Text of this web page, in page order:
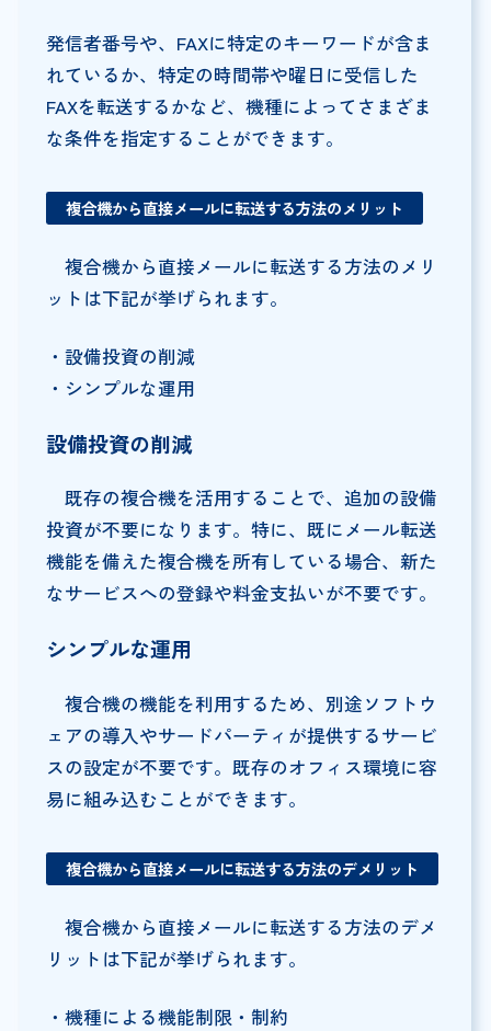
発信者番号や、FAXに特定のキーワードが含ま
れているか、特定の時間帯や曜日に受信した
FAXを転送するかなど、機種によってさまざま
な条件を指定することができます。
複合機から直接メールに転送する方法のメリット
複合機から直接メールに転送する方法のメリ
ットは下記が挙げられます。
・設備投資の削減
・シンプルな運用
設備投資の削減
既存の複合機を活用することで、追加の設備
投資が不要になります。特に、既にメール転送
機能を備えた複合機を所有している場合、新た
なサービスへの登録や料金支払いが不要です。
シンプルな運用
複合機の機能を利用するため、別途ソフトウ
ェアの導入やサードパーティが提供するサービ
スの設定が不要です。既存のオフィス環境に容
易に組み込むことができます。
複合機から直接メールに転送する方法のデメリット
複合機から直接メールに転送する方法のデメ
リットは下記が挙げられます。
・機種による機能制限・制約